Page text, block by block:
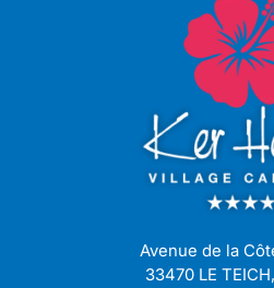
Avenue de la
33470 LE